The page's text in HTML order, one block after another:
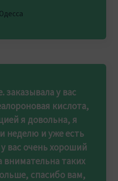
заказывала у вас
кислота,
я довольна, я
неделю и уже есть
вас очень хороший
таких
спасибо вам,